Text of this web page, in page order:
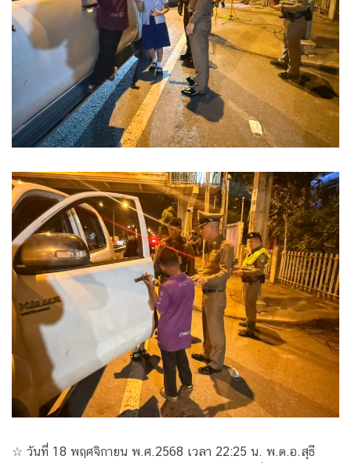
☆ วันที่ 18 พฤศจิกายน พ.ศ.2568 เวลา 22:25 น. พ.ต.อ.สุธี